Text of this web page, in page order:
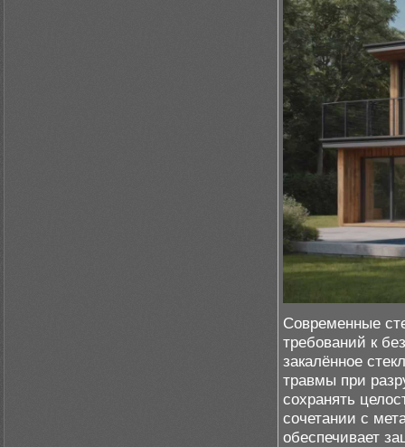
Современные
требований к
закалённое
травмы при
сохранять
сочетании с
обеспечивает